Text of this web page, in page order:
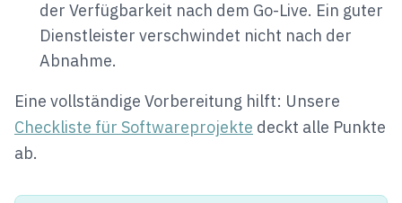
der Verfügbarkeit nach dem Go-Live. Ein guter
Dienstleister verschwindet nicht nach der
Abnahme.
Eine vollständige Vorbereitung hilft: Unsere
Checkliste für Softwareprojekte deckt alle Punkte
ab.